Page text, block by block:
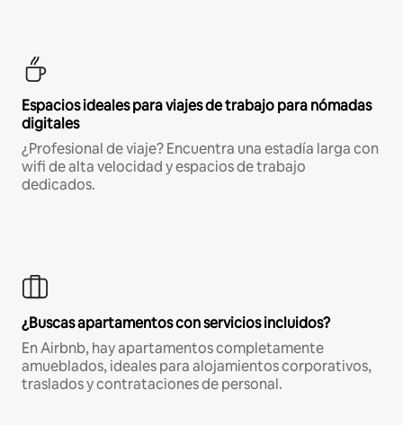
Espacios ideales para viajes de trabajo para nómadas
digitales
¿Profesional de viaje? Encuentra una estadía larga con
wifi de alta velocidad y espacios de trabajo
dedicados.
¿Buscas apartamentos con servicios incluidos?
En Airbnb, hay apartamentos completamente
amueblados, ideales para alojamientos corporativos,
traslados y contrataciones de personal.